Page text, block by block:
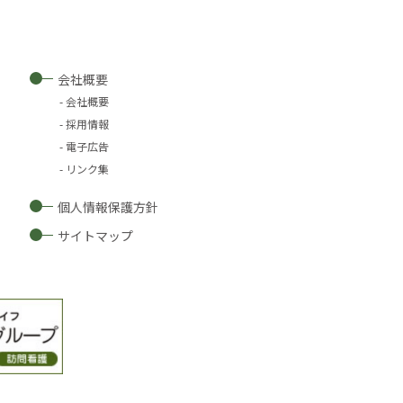
会社概要
会社概要
採用情報
電子広告
リンク集
個人情報保護方針
サイトマップ